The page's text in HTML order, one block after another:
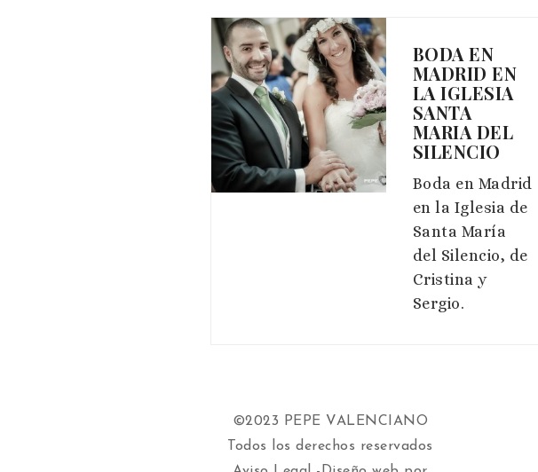
BODA EN
MADRID EN
LA IGLESIA
SANTA
MARIA DEL
SILENCIO
Boda en Madrid
en la Iglesia de
Santa María
del Silencio, de
Cristina y
Sergio.
©2023 PEPE VALENCIANO
Todos los derechos reservados